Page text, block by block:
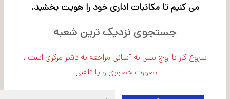
می کنیم تا مکاتبات اداری خود را هویت بخشید.
جستجوی نزدیک ترین شعبه
شروع کار با اوج نیلی به آسانی مراجعه به دفتر مرکزی است .
بصورت حضوری و یا تلفنی!